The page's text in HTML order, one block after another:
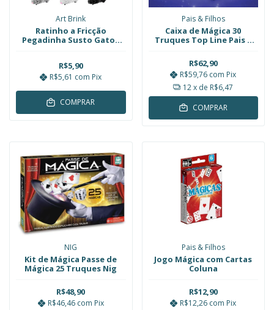
Art Brink
Ratinho a Fricção
Pegadinha Susto Gatos
R$5,90
R$5,61 com Pix
COMPRAR
Pais & Filhos
Caixa de Mágica 30
Truques Top Line Pais e
R$62,90
R$59,76 com Pix
12x de R$6,47
COMPRAR
NIG
Kit de Mágica Passe de
Mágica 25 Truques Nig
R$48,90
R$46,46 com Pix
Pais & Filhos
Jogo Mágica com Cartas
Coluna
R$12,90
R$12,26 com Pix